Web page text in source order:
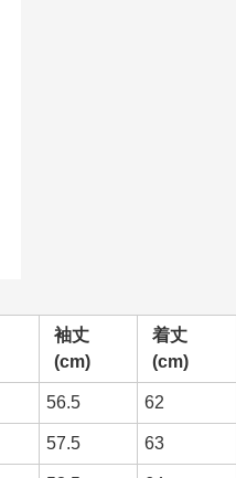
袖丈
(cm)
着丈
(cm)
56.5 62
57.5 63